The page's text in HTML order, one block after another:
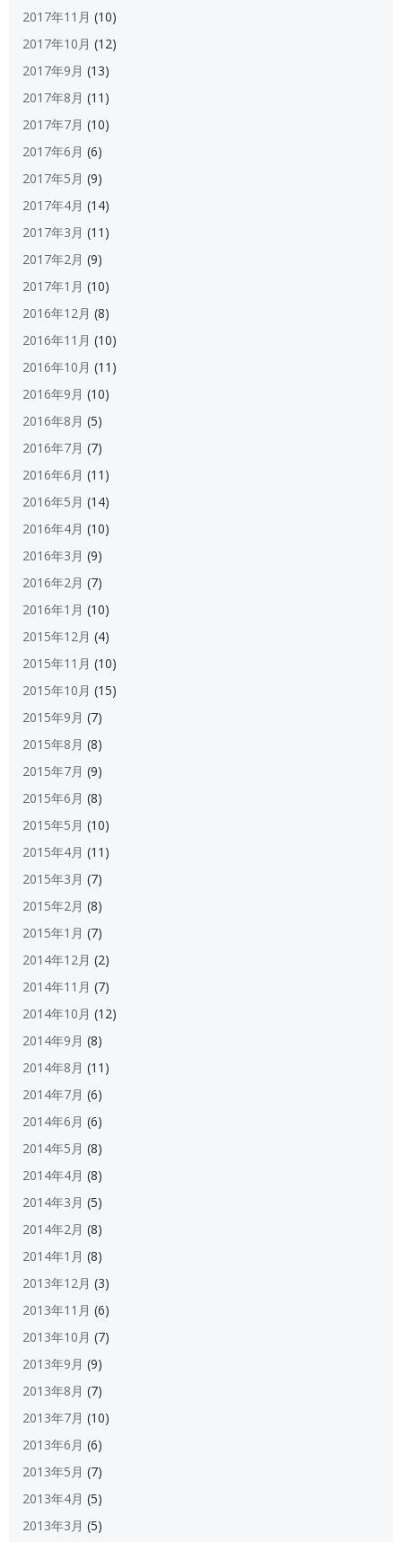
2017年11月 (10)
2017年10月 (12)
2017年9月 (13)
2017年8月 (11)
2017年7月 (10)
2017年6月 (6)
2017年5月 (9)
2017年4月 (14)
2017年3月 (11)
2017年2月 (9)
2017年1月 (10)
2016年12月 (8)
2016年11月 (10)
2016年10月 (11)
2016年9月 (10)
2016年8月 (5)
2016年7月 (7)
2016年6月 (11)
2016年5月 (14)
2016年4月 (10)
2016年3月 (9)
2016年2月 (7)
2016年1月 (10)
2015年12月 (4)
2015年11月 (10)
2015年10月 (15)
2015年9月 (7)
2015年8月 (8)
2015年7月 (9)
2015年6月 (8)
2015年5月 (10)
2015年4月 (11)
2015年3月 (7)
2015年2月 (8)
2015年1月 (7)
2014年12月 (2)
2014年11月 (7)
2014年10月 (12)
2014年9月 (8)
2014年8月 (11)
2014年7月 (6)
2014年6月 (6)
2014年5月 (8)
2014年4月 (8)
2014年3月 (5)
2014年2月 (8)
2014年1月 (8)
2013年12月 (3)
2013年11月 (6)
2013年10月 (7)
2013年9月 (9)
2013年8月 (7)
2013年7月 (10)
2013年6月 (6)
2013年5月 (7)
2013年4月 (5)
2013年3月 (5)